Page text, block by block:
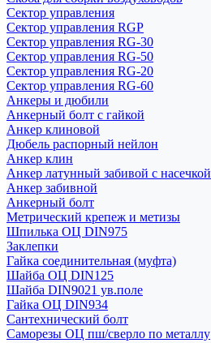
Сектор управления
Сектор управления RGP
Сектор управления RG-30
Сектор управления RG-50
Сектор управления RG-20
Сектор управления RG-60
Анкеры и дюбили
Анкерный болт с гайкой
Анкер клиновой
Дюбель распорный нейлон
Анкер клин
Анкер латунный забивой с насечкой
Анкер забивной
Анкерный болт
Метрический крепеж и метизы
Шпилька ОЦ DIN975
Заклепки
Гайка соединительная (муфта)
Шайба ОЦ DIN125
Шайба DIN9021 ув.поле
Гайка ОЦ DIN934
Сантехнический болт
Саморезы ОЦ пш/сверло по металлу